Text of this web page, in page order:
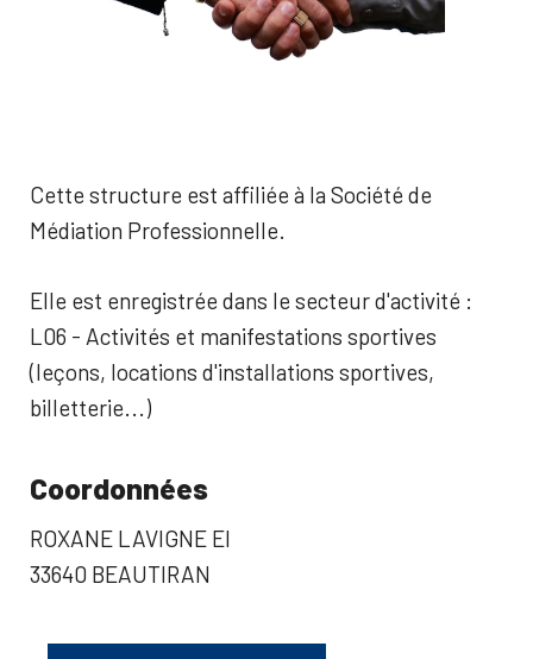
Cette structure est affiliée à la Société de
Médiation Professionnelle.
Elle est enregistrée dans le secteur d'activité :
L06 - Activités et manifestations sportives
(leçons, locations d'installations sportives,
billetterie...)
Coordonnées
ROXANE LAVIGNE EI
33640 BEAUTIRAN